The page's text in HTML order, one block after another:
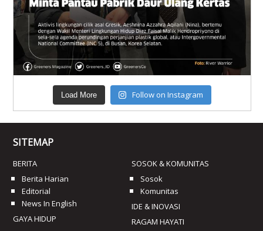
Load More Follow on Instagram
SITEMAP
BERITA
Berita Harian
Editorial
News In English
GAYA HIDUP
SOSOK & KOMUNITAS
Sosok
Komunitas
IDE & INOVASI
RAGAM HAYATI